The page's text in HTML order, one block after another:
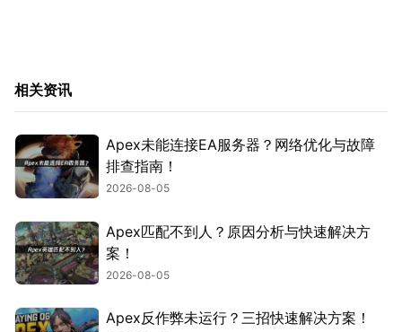
相关资讯
Apex未能连接EA服务器？网络优化与故障
排查指南！
2026-08-05
Apex匹配不到人？原因分析与快速解决方
案！
2026-08-05
Apex反作弊未运行？三招快速解决方案！